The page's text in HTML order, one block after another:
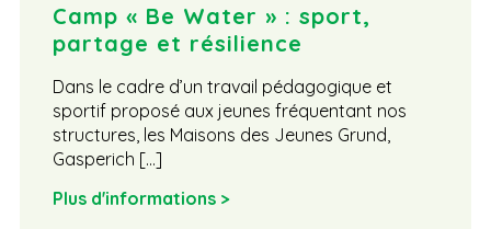
Camp « Be Water » : sport,
partage et résilience
Dans le cadre d’un travail pédagogique et
sportif proposé aux jeunes fréquentant nos
structures, les Maisons des Jeunes Grund,
Gasperich […]
Plus d'informations >